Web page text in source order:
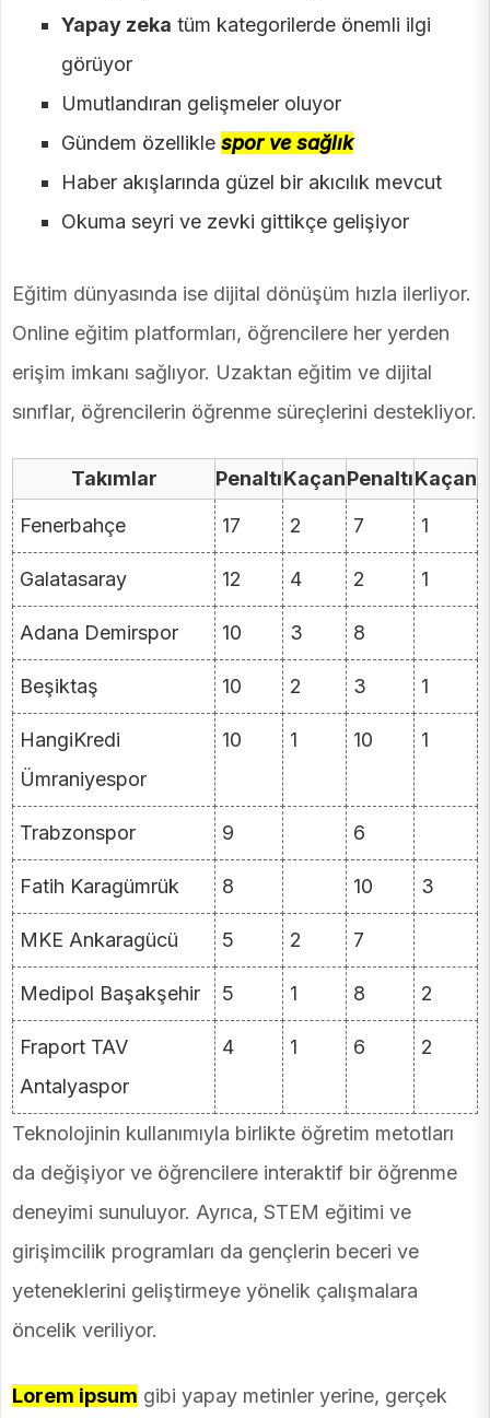
Yapay zeka tüm kategorilerde önemli ilgi
görüyor
Umutlandıran gelişmeler oluyor
Gündem özellikle spor ve sağlık
Haber akışlarında güzel bir akıcılık mevcut
Okuma seyri ve zevki gittikçe gelişiyor
Eğitim dünyasında ise dijital dönüşüm hızla ilerliyor.
Online eğitim platformları, öğrencilere her yerden
erişim imkanı sağlıyor. Uzaktan eğitim ve dijital
sınıflar, öğrencilerin öğrenme süreçlerini destekliyor.
Takımlar PenaltıKaçanPenaltıKaçan
Fenerbahçe 17 2 7 1
Galatasaray 12 4 2 1
Adana Demirspor 10 3 8
Beşiktaş 10 2 3 1
HangiKredi
Ümraniyespor
10 1 10 1
Trabzonspor 9 6
Fatih Karagümrük 8 10 3
MKE Ankaragücü 5 2 7
Medipol Başakşehir 5 1 8 2
Fraport TAV
Antalyaspor
4 1 6 2
Teknolojinin kullanımıyla birlikte öğretim metotları
da değişiyor ve öğrencilere interaktif bir öğrenme
deneyimi sunuluyor. Ayrıca, STEM eğitimi ve
girişimcilik programları da gençlerin beceri ve
yeteneklerini geliştirmeye yönelik çalışmalara
öncelik veriliyor.
Lorem ipsum gibi yapay metinler yerine, gerçek